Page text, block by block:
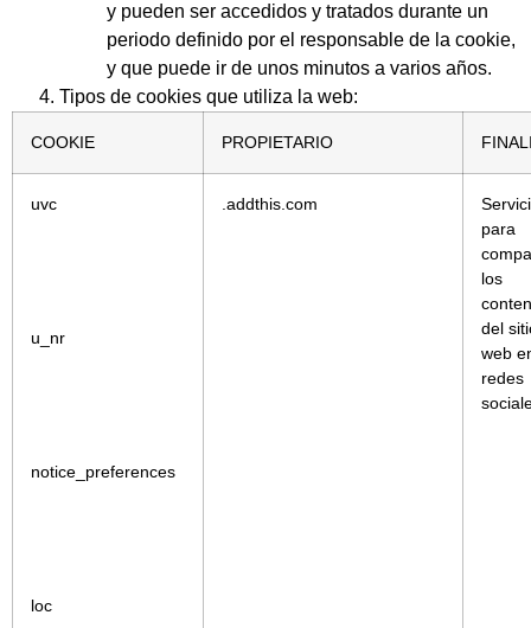
y pueden ser accedidos y tratados durante un
periodo definido por el responsable de la cookie,
y que puede ir de unos minutos a varios años.
Tipos de cookies que utiliza la web:
COOKIE PROPIETARIO
uvc
u_nr
notice_preferences
loc
.addthis.com
para
los
del
web
redes